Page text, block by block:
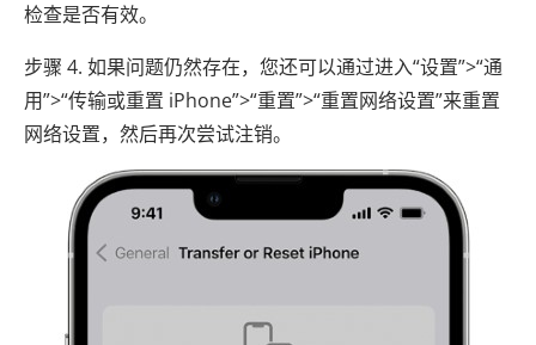
检查是否有效。
步骤 4. 如果问题仍然存在，您还可以通过进入“设置”>“通
用”>“传输或重置 iPhone”>“重置”>“重置网络设置”来重置
网络设置，然后再次尝试注销。